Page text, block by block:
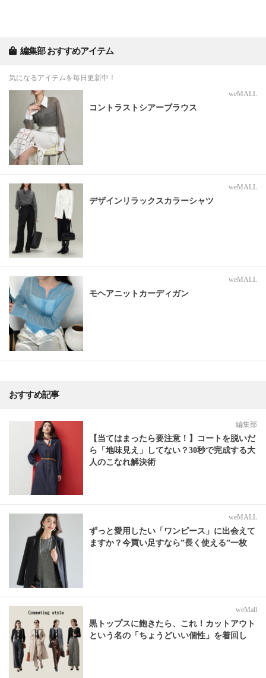
編集部 おすすめアイテム
気になるアイテムを毎日更新中！
weMALL
コントラストシアーブラウス
weMALL
デザインリラックスカラーシャツ
weMALL
モヘアニットカーディガン
おすすめ記事
編集部
【当てはまったら要注意！】コートを脱いだ
ら「地味見え」してない？30秒で完成する大
人のこなれ解決術
weMALL
ずっと愛用したい「ワンピース」に出会えて
ますか？今買い足すなら”長く使える”一枚
weMall
黒トップスに飽きたら、これ！カットアウト
という名の「ちょうどいい個性」を着回し